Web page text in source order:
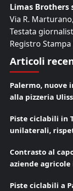
Limas Brothers
Via R.
Testata
Registro
Articoli
Palermo, nuove
alla pizzeria
Piste ciclabili in
unilaterali,
Contrasto al
aziende
Piste ciclabili a